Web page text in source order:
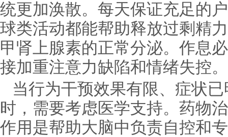
统更加涣散。每天保证充足的
球类活动都能帮助释放过剩精
甲肾上腺素的正常分泌。作息
接加重注意力缺陷和情绪失控。
当行为干预效果有限、症状
时，需要考虑医学支持。药物
作用是帮助大脑中负责自控和